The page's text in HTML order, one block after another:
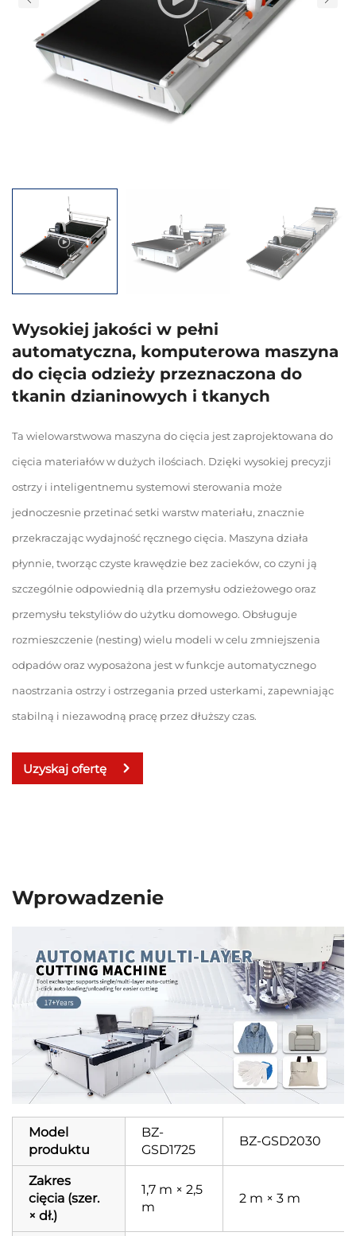
Wysokiej jakości w pełni
automatyczna, komputerowa maszyna
do cięcia odzieży przeznaczona do
tkanin dzianinowych i tkanych
Ta wielowarstwowa maszyna do cięcia jest zaprojektowana do
cięcia materiałów w dużych ilościach. Dzięki wysokiej precyzji
ostrzy i inteligentnemu systemowi sterowania może
jednoczesnie przetinać setki warstw materiału, znacznie
przekraczając wydajność ręcznego cięcia. Maszyna działa
płynnie, tworząc czyste krawędzie bez zacieków, co czyni ją
szczególnie odpowiednią dla przemysłu odzieżowego oraz
przemysłu tekstyliów do użytku domowego. Obsługuje
rozmieszczenie (nesting) wielu modeli w celu zmniejszenia
odpadów oraz wyposażona jest w funkcje automatycznego
naostrzania ostrzy i ostrzegania przed usterkami, zapewniając
stabilną i niezawodną pracę przez dłuższy czas.
Uzyskaj ofertę
Wprowadzenie
Model
produktu
BZ-
GSD1725
BZ-GSD2030
Zakres
cięcia (szer.
× dł.)
1,7 m × 2,5
m
2 m × 3 m